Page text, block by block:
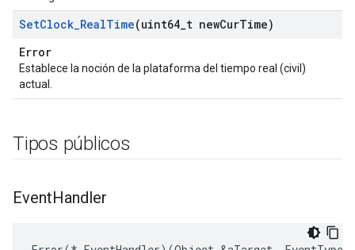
SetClock_RealTime(uint64 t newCurTime)
Error
Establece la noción de la plataforma del tiempo real (civil)
actual.
Tipos públicos
EventHandler